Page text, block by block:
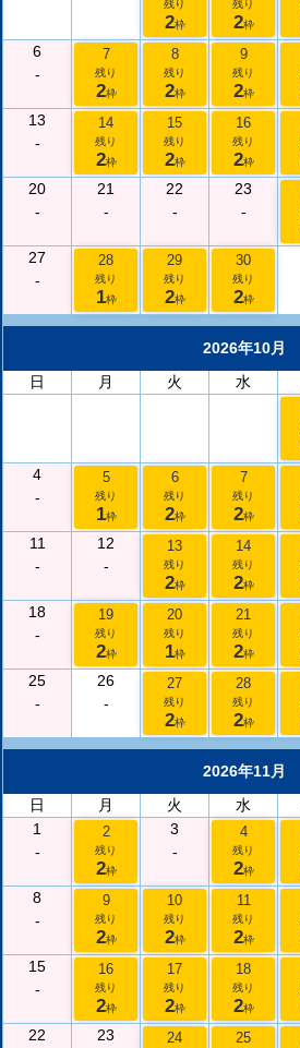
残り
2枠
残り
2枠
6
-
7
残り
2枠
8
残り
2枠
9
残り
2枠
13
-
14
残り
2枠
15
残り
2枠
16
残り
2枠
20
-
21
-
22
-
23
-
27
-
28
残り
1枠
29
残り
2枠
30
残り
2枠
2026年10月
日
月 火 水
4
-
5
残り
1枠
6
残り
2枠
7
残り
2枠
11
-
12
-
13
残り
2枠
14
残り
2枠
18
-
19
残り
2枠
20
残り
1枠
21
残り
2枠
25
-
26
-
27
残り
2枠
28
残り
2枠
2026年11月
日
月 火 水
1
-
2
残り
2枠
3
-
4
残り
2枠
8
-
9
残り
2枠
10
残り
2枠
11
残り
2枠
15
-
16
残り
2枠
17
残り
2枠
18
残り
2枠
22
23
24 25